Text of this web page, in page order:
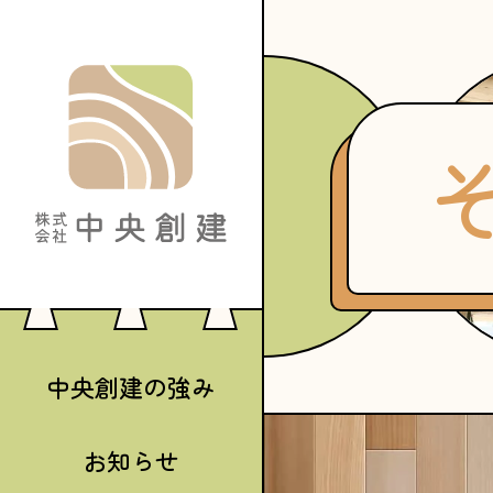
中央創建の強み
お知らせ